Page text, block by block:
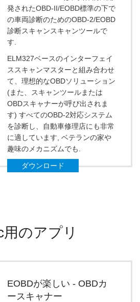
発されたOBD-II/EOBD標準の下で
の車両診断のためのOBD-2/EOBD
診断スキャンスキャンツールで
す.
ELM327ベースのインターフェイ
ススキャンマスターと組み合わせ
て、理想的なOBDソリューション
(また、スキャンツールまたは
OBDスキャナーが呼び出されま
す) すべてのOBD-2対応システム
を診断し、自動車修理店にも非常
に適しています, ベテランの家や
趣味のメカニズムでも.
ダウンロード
用のアプリ
EOBDが楽しい - OBDカ
ースキャナー